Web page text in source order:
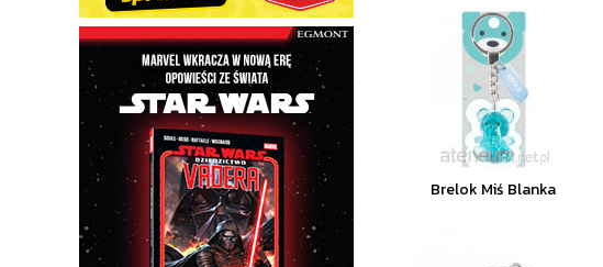
Brelok Miś Blanka